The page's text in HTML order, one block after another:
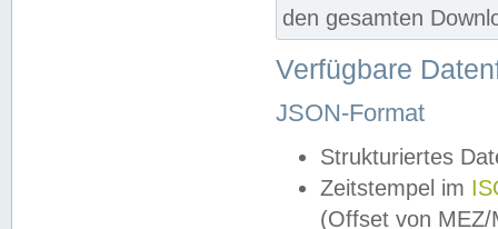
den gesamten
Verfügbare
JSON-Format
Strukturiertes
Zeitstempel im
(Offset von MEZ/